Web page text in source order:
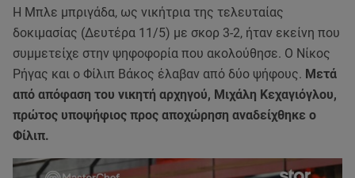
Η Μπλε μπριγάδα, ως νικήτρια της τελευταίας
δοκιμασίας (Δευτέρα 11/5) με σκορ 3-2, ήταν εκείνη που
συμμετείχε στην ψηφοφορία που ακολούθησε. Ο Νίκος
Ρήγας και ο Φίλιπ Βάκος έλαβαν από δύο ψήφους. Μετά
από απόφαση του νικητή αρχηγού, Μιχάλη Κεχαγιόγλου,
πρώτος υποψήφιος προς αποχώρηση αναδείχθηκε ο
Φίλιπ.